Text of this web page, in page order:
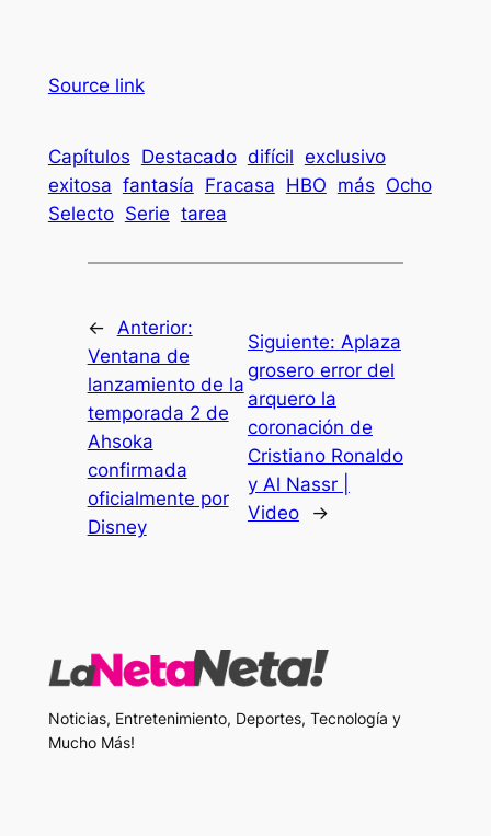
Source link
Capítulos Destacado difícil exclusivo
exitosa fantasía Fracasa HBO más Ocho
Selecto Serie tarea
←
Anterior:
Ventana de
lanzamiento de la
temporada 2 de
Ahsoka
confirmada
oficialmente por
Disney
Siguiente: Aplaza
grosero error del
arquero la
coronación de
Cristiano Ronaldo
y Al Nassr |
Video
→
Noticias, Entretenimiento, Deportes, Tecnología y
Mucho Más!